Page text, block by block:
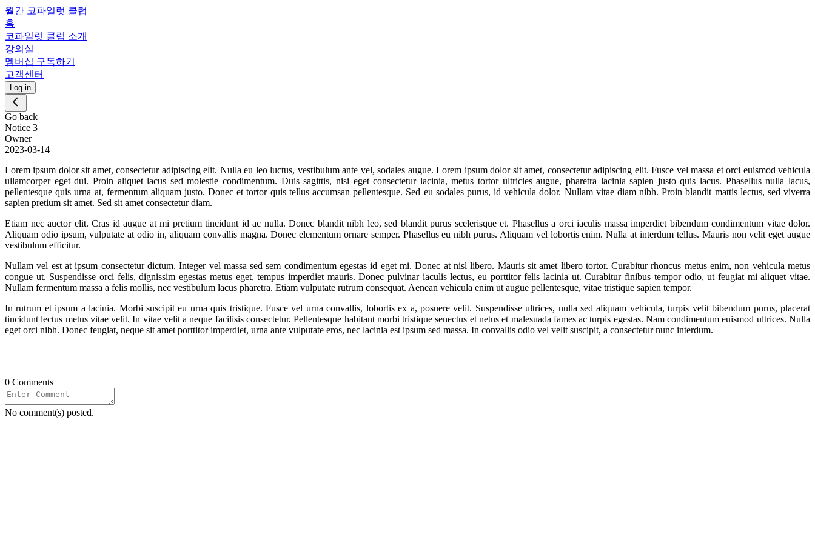
월간 코파일럿 클럽
홈
코파일럿 클럽 소개
강의실
멤버십 구독하기
고객센터
Log-in
Go back
Notice 3
Owner
2023-03-14
Lorem ipsum dolor sit amet, consectetur adipiscing elit. Nulla eu leo luctus, vestibulum ante vel, sodales augue. Lorem ipsum dolor sit amet, consectetur adipiscing elit. Fusce vel massa et orci euismod vehicula
ullamcorper eget dui. Proin aliquet lacus sed molestie condimentum. Duis sagittis, nisi eget consectetur lacinia, metus tortor ultricies augue, pharetra lacinia sapien justo quis lacus. Phasellus nulla lacus,
pellentesque quis urna at, fermentum aliquam justo. Donec et tortor quis tellus accumsan pellentesque. Sed eu sodales purus, id vehicula dolor. Nullam vitae diam nibh. Proin blandit mattis lectus, sed viverra
sapien pretium sit amet. Sed sit amet consectetur diam.
Etiam nec auctor elit. Cras id augue at mi pretium tincidunt id ac nulla. Donec blandit nibh leo, sed blandit purus scelerisque et. Phasellus a orci iaculis massa imperdiet bibendum condimentum vitae dolor.
Aliquam odio ipsum, vulputate at odio in, aliquam convallis magna. Donec elementum ornare semper. Phasellus eu nibh purus. Aliquam vel lobortis enim. Nulla at interdum tellus. Mauris non velit eget augue
vestibulum efficitur.
Nullam vel est at ipsum consectetur dictum. Integer vel massa sed sem condimentum egestas id eget mi. Donec at nisl libero. Mauris sit amet libero tortor. Curabitur rhoncus metus enim, non vehicula metus
congue ut. Suspendisse orci felis, dignissim egestas metus eget, tempus imperdiet mauris. Donec pulvinar iaculis lectus, eu porttitor felis lacinia ut. Curabitur finibus tempor odio, ut feugiat mi aliquet vitae.
Nullam fermentum massa a felis mollis, nec vestibulum lacus pharetra. Etiam vulputate rutrum consequat. Aenean vehicula enim ut augue pellentesque, vitae tristique sapien tempor.
In rutrum et ipsum a lacinia. Morbi suscipit eu urna quis tristique. Fusce vel urna convallis, lobortis ex a, posuere velit. Suspendisse ultrices, nulla sed aliquam vehicula, turpis velit bibendum purus, placerat
tincidunt lectus metus vitae velit. In vitae velit a neque facilisis consectetur. Pellentesque habitant morbi tristique senectus et netus et malesuada fames ac turpis egestas. Nam condimentum euismod ultrices. Nulla
eget orci nibh. Donec feugiat, neque sit amet porttitor imperdiet, urna ante vulputate eros, nec lacinia est ipsum sed massa. In convallis odio vel velit suscipit, a consectetur nunc interdum.
0 Comments
No comment(s) posted.